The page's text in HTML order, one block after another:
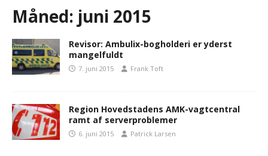
Måned: juni 2015
Revisor: Ambulix-bogholderi er yderst
mangelfuldt
7. juni 2015 Frank Toft
Region Hovedstadens AMK-vagtcentral
ramt af serverproblemer
6. juni 2015 Patrick Larsen